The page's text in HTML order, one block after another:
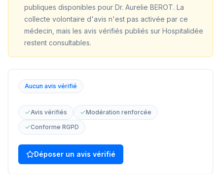
publiques disponibles pour Dr. Aurelie BEROT. La
collecte volontaire d'avis n'est pas activée par ce
médecin, mais les avis vérifiés publiés sur Hospitalidée
restent consultables.
Aucun avis vérifié
Avis vérifiés
Modération renforcée
Conforme RGPD
Déposer un avis vérifié